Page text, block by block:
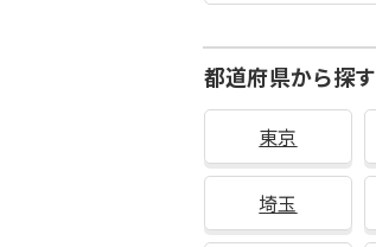
都道府県から探す
東京
埼玉